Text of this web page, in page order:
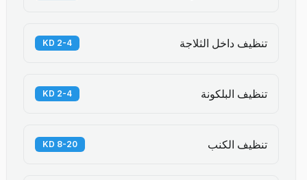
تنظيف داخل الثلاجة 2-4 KD
تنظيف البلكونة 2-4 KD
تنظيف الكنب 8-20 KD